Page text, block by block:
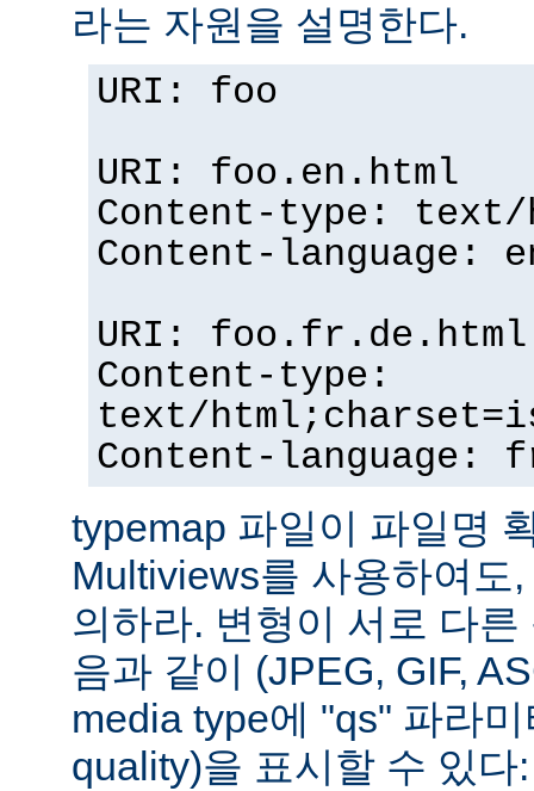
라는 자원을 설명한다.
URI: foo
URI: foo.en.html
Content-type: text/
Content-language:
URI: foo.fr.de.html
Content-type:
text/
Content-language:
typemap 파일이 파일명
Multiviews를 사용하여도
의하라. 변형이 서로 다
음과 같이 (JPEG, GIF,
media type에 "qs" 파라
quality)을 표시할 수 있다: